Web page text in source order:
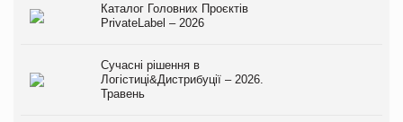
Каталог Головних Проєктів
PrivateLabel – 2026
Сучасні рішення в
Логістиці&Дистрибуції – 2026.
Травень